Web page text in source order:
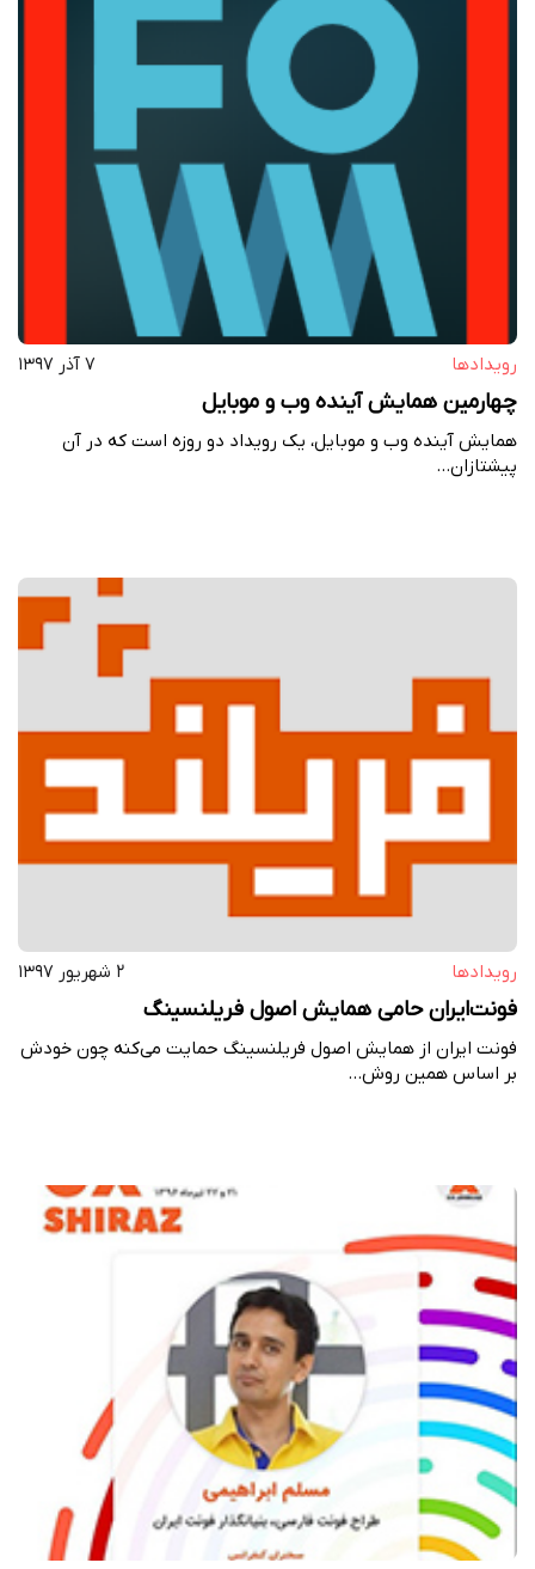
رویداد‌ها ۷ آذر ۱۳۹۷
چهارمین همایش آینده وب و موبایل
همایش آینده وب و موبایل، یک رویداد دو روزه است که در آن
پیشتازان…
رویداد‌ها ۲ شهریور ۱۳۹۷
فونت‌ایران حامی همایش اصول فریلنسینگ
فونت ایران از همایش اصول فریلنسینگ حمایت می‌کنه چون خودش
بر اساس همین روش…